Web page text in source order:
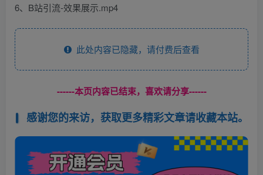
6、B站引流-效果展示.mp4
此处内容已隐藏，请付费后查看
------本页内容已结束，喜欢请分享------
感谢您的来访，获取更多精彩文章请收藏本站。